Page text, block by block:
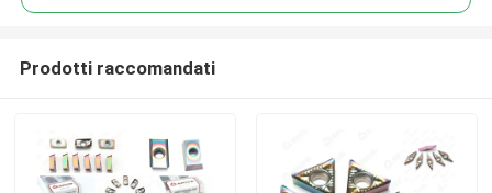
Prodotti raccomandati